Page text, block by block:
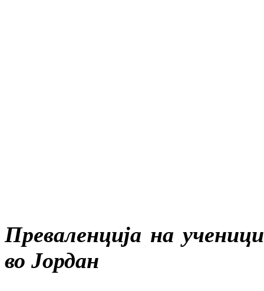
Преваленција на
во Јордан